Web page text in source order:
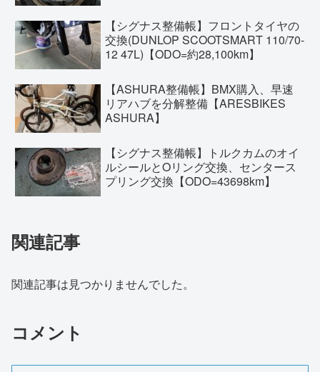
【シグナス整備帳】フロントタイヤの
交換(DUNLOP SCOOTSMART 110/70-
12 47L)【ODO=約28,100km】
【ASHURA整備帳】BMX購入、早速
リアハブを分解整備【ARESBIKES
ASHURA】
【シグナス整備帳】トルクカムのオイ
ルシールとOリング交換、センタース
プリング交換【ODO=43698km】
関連記事
関連記事は見つかりませんでした。
コメント